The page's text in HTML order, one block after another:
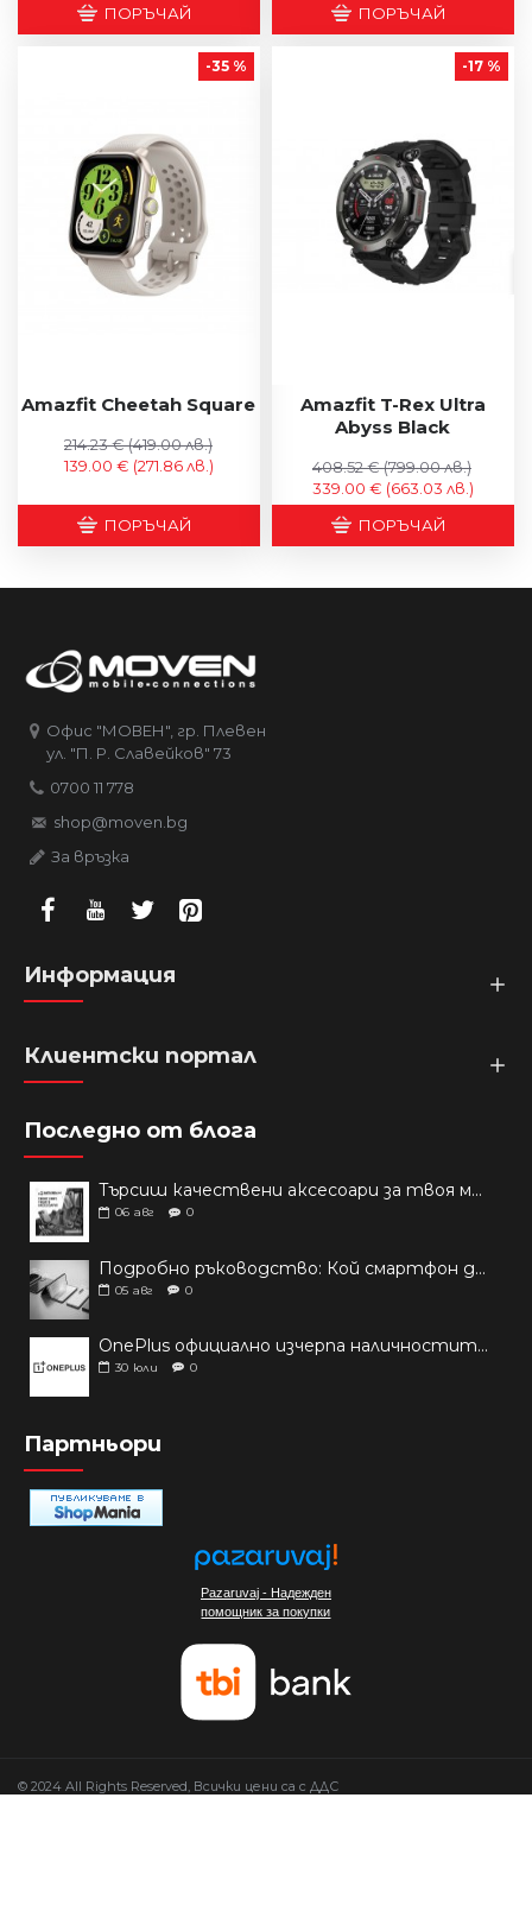
ПОРЪЧАЙ ПОРЪЧАЙ
-35 %
Amazfit Cheetah Square
139.00 € (271.86 лв.)
214.23 €(419.00 лв.)
ПОРЪЧАЙ
-17 %
Amazfit T-Rex Ultra
Abyss Black
339.00 € (663.03 лв.)
408.52 €(799.00 лв.)
ПОРЪЧАЙ
Офис "МОВЕН", гр. Плевен
ул. "П. Р. Славейков" 73
0700 11 778
shop@moven.bg
За връзка
Информация
Клиентски портал
Последно от блога
Търсиш качествени аксесоари за твоя модел? Как правилно да защитим новия си смартфон: Ръководство за аксесоари през 2026 г.
06 авг 0
Подробно ръководство: Кой смартфон да купиш през 2026 г.?
05 авг 0
OnePlus официално изчерпа наличностите си от телефони на основни пазари
30 юли 0
Партньори
Pazaruvaj - Надежден
помощник за покупки
© 2024 All Rights Reserved, Всички цени са с ДДС